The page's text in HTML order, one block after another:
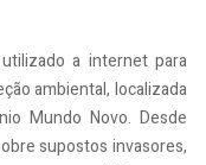
a internet para
ambiental, localizada
Mundo Novo. Desde
supostos invasores,